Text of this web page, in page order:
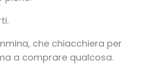
che chiacchiera per
a comprare qualcosa.